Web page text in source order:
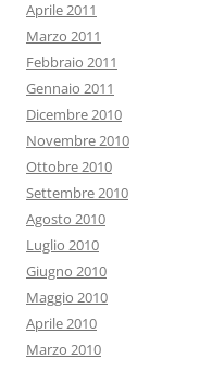
Aprile 2011
Marzo 2011
Febbraio 2011
Gennaio 2011
Dicembre 2010
Novembre 2010
Ottobre 2010
Settembre 2010
Agosto 2010
Luglio 2010
Giugno 2010
Maggio 2010
Aprile 2010
Marzo 2010